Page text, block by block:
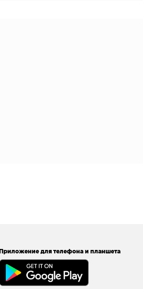
Приложение для телефона и планшета